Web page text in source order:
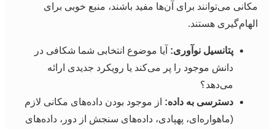
می‌توانند برای آن‌ها مفید باشند، منبع خوبی برای
هستند.
پتانسیل نوآوری: آیا موضوع انتخابی شما شکافی در
دانش موجود را پر می‌کند یا رویکرد جدیدی ارائه
می‌دهد؟
دسترسی به داده: از موجود بودن داده‌های مکانی لازم
(ماهواره‌ای، پهپادی، داده‌های سنجش از دور، داده‌های